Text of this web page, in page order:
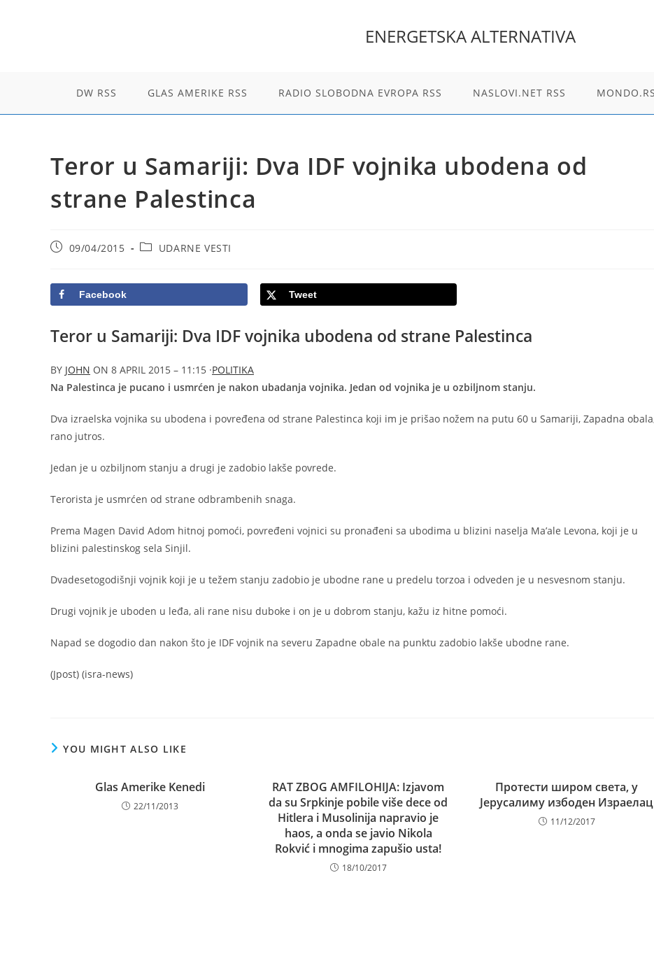
ENERGETSKA ALTERNATIVA
DW RSS GLAS AMERIKE RSS RADIO SLOBODNA EVROPA RSS NASLOVI.NET RSS
Teror u Samariji: Dva IDF vojnika ubodena od
strane Palestinca
Post09/04/2015
PostUDARNE VESTI
Facebook Tweet
Teror u Samariji: Dva IDF vojnika ubodena od strane Palestinca
BY JOHN ON 8 APRIL 2015 – 11:15 ·POLITIKA
Na Palestinca je pucano i usmrćen je nakon ubadanja vojnika. Jedan od vojnika je u ozbiljnom stanju.
Dva izraelska vojnika su ubodena i povređena od strane Palestinca koji im je prišao nožem na putu 60 u Samariji, Zapadna
rano jutros.
Jedan je u ozbiljnom stanju a drugi je zadobio lakše povrede.
Terorista je usmrćen od strane odbrambenih snaga.
Prema Magen David Adom hitnoj pomoći, povređeni vojnici su pronađeni sa ubodima u blizini naselja Ma’ale Levona, koji je u
blizini palestinskog sela Sinjil.
Dvadesetogodišnji vojnik koji je u težem stanju zadobio je ubodne rane u predelu torzoa i odveden je u nesvesnom stanju.
Drugi vojnik je uboden u leđa, ali rane nisu duboke i on je u dobrom stanju, kažu iz hitne pomoći.
Napad se dogodio dan nakon što je IDF vojnik na severu Zapadne obale na punktu zadobio lakše ubodne rane.
(Jpost) (isra-news)
YOU MIGHT ALSO LIKE
Glas Amerike Kenedi
22/11/2013
RAT ZBOG AMFILOHIJA: Izjavom
da su Srpkinje pobile više dece od
Hitlera i Musolinija napravio je
haos, a onda se javio Nikola
Rokvić i mnogima zapušio usta!
18/10/2017
Протести широм света, у
Јерусалиму избоден Израелац
11/12/2017